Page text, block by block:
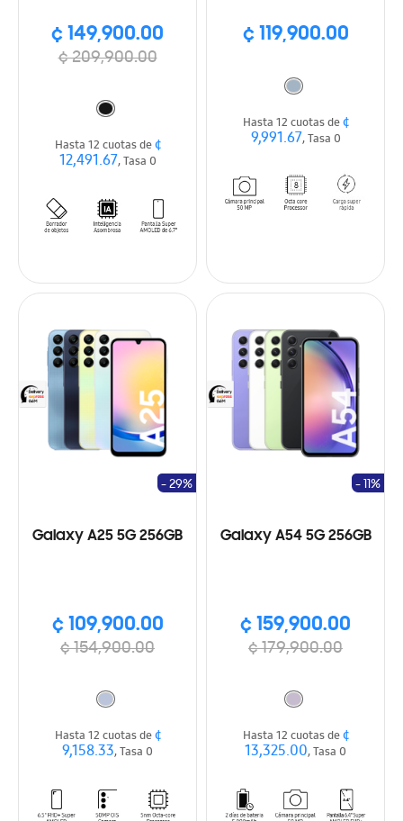
¢ 149,900.00
¢ 209,900.00
Hasta 12 cuotas de¢
12,491.67, Tasa 0
¢ 119,900.00
Hasta 12 cuotas de¢
9,991.67, Tasa 0
Galaxy A25 5G 256GB
¢ 109,900.00
¢ 154,900.00
- 29%
Hasta 12 cuotas de¢
9,158.33, Tasa 0
Galaxy A54 5G 256GB
¢ 159,900.00
¢ 179,900.00
- 11%
Hasta 12 cuotas de¢
13,325.00, Tasa 0